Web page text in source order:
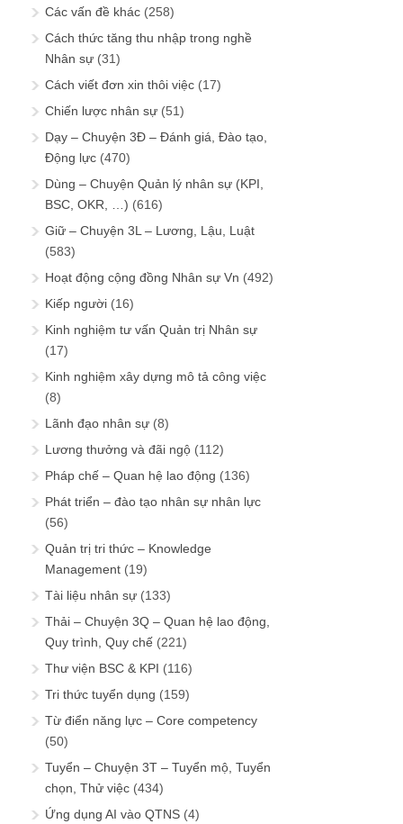
Các vấn đề khác (258)
Cách thức tăng thu nhập trong nghề
Nhân sự (31)
Cách viết đơn xin thôi việc (17)
Chiến lược nhân sự (51)
Dạy – Chuyện 3Đ – Đánh giá, Đào tạo,
Động lực (470)
Dùng – Chuyện Quản lý nhân sự (KPI,
BSC, OKR, …) (616)
Giữ – Chuyện 3L – Lương, Lậu, Luật
(583)
Hoạt động cộng đồng Nhân sự Vn (492)
Kiếp người (16)
Kinh nghiệm tư vấn Quản trị Nhân sự
(17)
Kinh nghiệm xây dựng mô tả công việc
(8)
Lãnh đạo nhân sự (8)
Lương thưởng và đãi ngộ (112)
Pháp chế – Quan hệ lao động (136)
Phát triển – đào tạo nhân sự nhân lực
(56)
Quản trị tri thức – Knowledge
Management (19)
Tài liệu nhân sự (133)
Thải – Chuyện 3Q – Quan hệ lao động,
Quy trình, Quy chế (221)
Thư viện BSC & KPI (116)
Tri thức tuyển dụng (159)
Từ điển năng lực – Core competency
(50)
Tuyển – Chuyện 3T – Tuyển mộ, Tuyển
chọn, Thử việc (434)
Ứng dụng AI vào QTNS (4)